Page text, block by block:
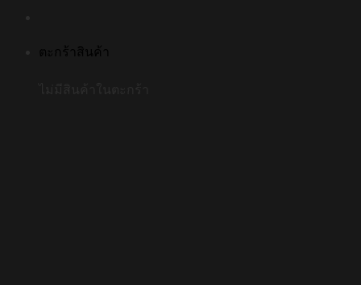
ตะกร้าสินค้า